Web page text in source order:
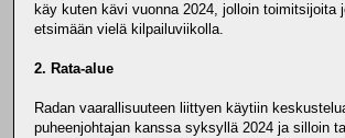
käy kuten kävi vuonna 2024, jolloin toimitsijoita
etsimään vielä kilpailuviikolla.
2. Rata-alue
Radan vaarallisuuteen liittyen käytiin
puheenjohtajan kanssa syksyllä 2024 ja silloin